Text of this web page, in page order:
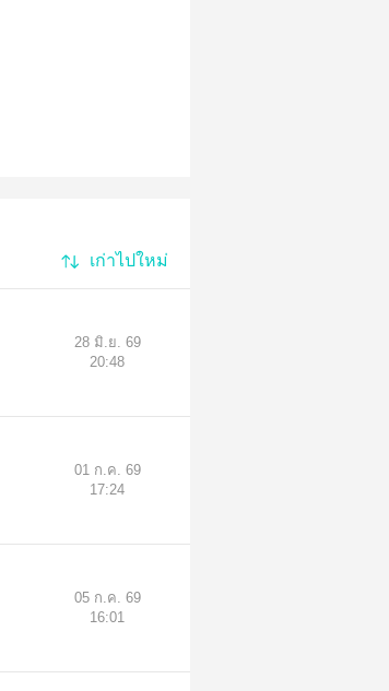
เก่าไปใหม่
28 มิ.ย. 69
20:48
01 ก.ค. 69
17:24
05 ก.ค. 69
16:01